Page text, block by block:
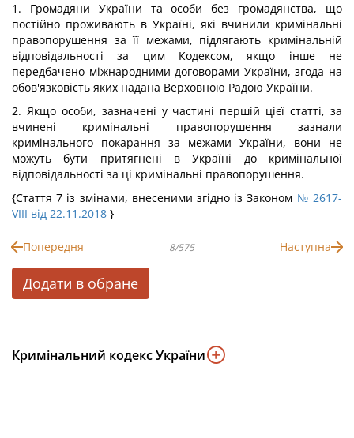
1. Громадяни України та особи без громадянства, що
постійно проживають в Україні, які вчинили кримінальні
правопорушення за її межами, підлягають кримінальній
відповідальності за цим Кодексом, якщо інше не
передбачено міжнародними договорами України, згода на
обов'язковість яких надана Верховною Радою України.
2. Якщо особи, зазначені у частині першій цієї статті, за
вчинені кримінальні правопорушення зазнали
кримінального покарання за межами України, вони не
можуть бути притягнені в Україні до кримінальної
відповідальності за ці кримінальні правопорушення.
{Стаття 7 із змінами, внесеними згідно із Законом № 2617-
VIII від 22.11.2018 }
Попередня 8/575 Наступна
Додати в обране
Кримінальний кодекс України